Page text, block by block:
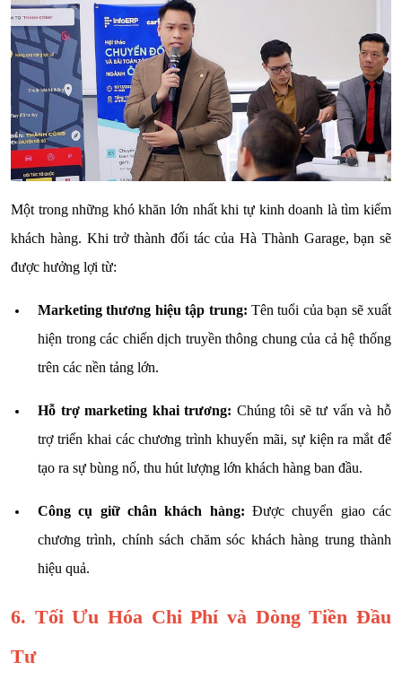
Một trong những khó khăn lớn nhất khi tự kinh doanh là tìm kiếm
khách hàng. Khi trở thành đối tác của Hà Thành Garage, bạn sẽ
được hưởng lợi từ:
Marketing thương hiệu tập trung: Tên tuổi của bạn sẽ xuất
hiện trong các chiến dịch truyền thông chung của cả hệ thống
trên các nền tảng lớn.
Hỗ trợ marketing khai trương: Chúng tôi sẽ tư vấn và hỗ
trợ triển khai các chương trình khuyến mãi, sự kiện ra mắt để
tạo ra sự bùng nổ, thu hút lượng lớn khách hàng ban đầu.
Công cụ giữ chân khách hàng: Được chuyển giao các
chương trình, chính sách chăm sóc khách hàng trung thành
hiệu quả.
6. Tối Ưu Hóa Chi Phí và Dòng Tiền Đầu
Tư